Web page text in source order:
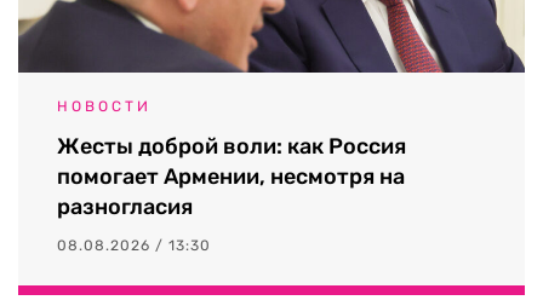
НОВОСТИ
Жесты доброй воли: как Россия
помогает Армении, несмотря на
разногласия
08.08.2026 / 13:30